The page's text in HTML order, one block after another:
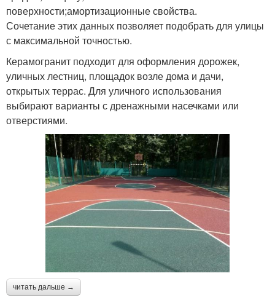
поверхности;амортизационные свойства.
Сочетание этих данных позволяет подобрать для улицы
с максимальной точностью.
Керамогранит подходит для оформления дорожек,
уличных лестниц, площадок возле дома и дачи,
открытых террас. Для уличного использования
выбирают варианты с дренажными насечками или
отверстиями.
читать дальше →